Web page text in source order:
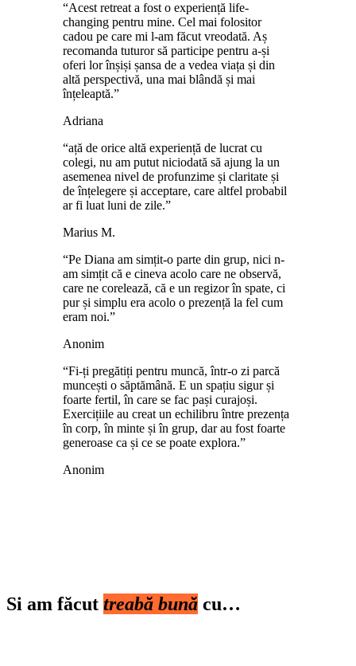
“Acest retreat a fost o experiență life-
changing pentru mine. Cel mai folositor
cadou pe care mi l-am făcut vreodată. Aș
recomanda tuturor să participe pentru a-și
oferi lor înșiși șansa de a vedea viața și din
altă perspectivă, una mai blândă și mai
înțeleaptă.”
Adriana
“ață de orice altă experiență de lucrat cu
colegi, nu am putut niciodată să ajung la un
asemenea nivel de profunzime și claritate și
de înțelegere și acceptare, care altfel probabil
ar fi luat luni de zile.”
Marius M.
“Pe Diana am simțit-o parte din grup, nici n-
am simțit că e cineva acolo care ne observă,
care ne corelează, că e un regizor în spate, ci
pur și simplu era acolo o prezență la fel cum
eram noi.”
Anonim
“Fi-ți pregătiți pentru muncă, într-o zi parcă
muncești o săptămână. E un spațiu sigur și
foarte fertil, în care se fac pași curajoși.
Exercițiile au creat un echilibru între prezența
în corp, în minte și în grup, dar au fost foarte
generoase ca și ce se poate explora.”
Anonim
Si am făcut treabă bună cu…